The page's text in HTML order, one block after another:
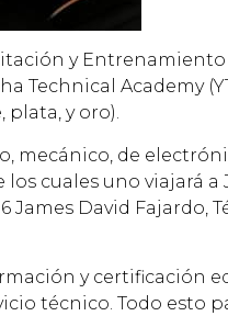
y
Technical Academy
y oro).
mecánico, de
cuales uno viajará a
David Fajardo,
y certificación
técnico. Todo esto